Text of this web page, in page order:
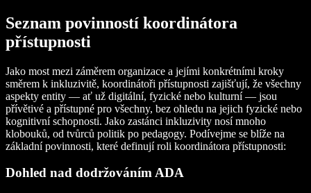
Seznam povinností koordinátora
přístupnosti
Jako most mezi záměrem organizace a jejími konkrétními kroky
směrem k inkluzivitě, koordinátoři přístupnosti zajišťují, že všechny
aspekty entity — ať už digitální, fyzické nebo kulturní — jsou
přívětivé a přístupné pro všechny, bez ohledu na jejich fyzické nebo
kognitivní schopnosti. Jako zastánci inkluzivity nosí mnoho
klobouků, od tvůrců politik po pedagogy. Podívejme se blíže na
základní povinnosti, které definují roli koordinátora přístupnosti:
Dohled nad dodržováním ADA